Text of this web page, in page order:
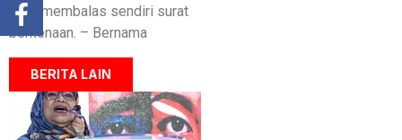
akan membalas sendiri surat
berkenaan. – Bernama
BERITA LAIN